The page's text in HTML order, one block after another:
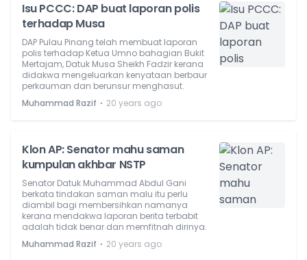
Isu PCCC: DAP buat laporan polis
terhadap Musa
DAP Pulau Pinang telah membuat laporan
polis terhadap Ketua Umno bahagian Bukit
Mertajam, Datuk Musa Sheikh Fadzir kerana
didakwa mengeluarkan kenyataan berbaur
perkauman dan berunsur menghasut.
Muhammad Razif ⋅ 20 years ago
Klon AP: Senator mahu saman
kumpulan akhbar NSTP
Senator Datuk Muhammad Abdul Gani
berkata tindakan saman malu itu perlu
diambil bagi membersihkan namanya
kerana mendakwa laporan berita terbabit
adalah tidak benar dan memfitnah dirinya.
Muhammad Razif ⋅ 20 years ago